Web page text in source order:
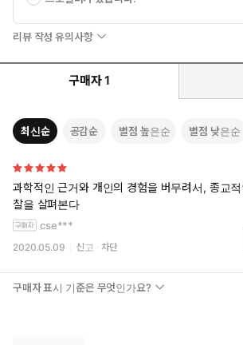
리뷰 작성 유의사항
구매자 1
최신순 공감순 별점 높은순 별점 낮은순
과학적인 근거와 개인의 경험을 버무려서, 종교
찰을 살펴본다
cse***
2020.05.09 신고 차단
구매자 표시 기준은 무엇인가요?